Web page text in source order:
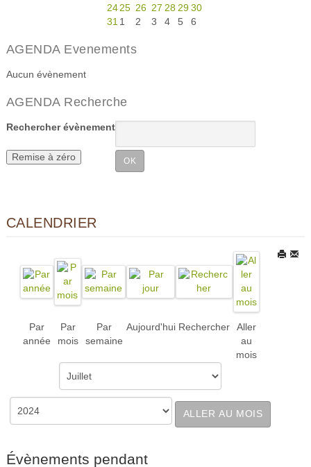
2425 26 27 28 29 30
31 1 2 3 4 5 6
AGENDA Evenements
Aucun évènement
AGENDA Recherche
Rechercher évènement
CALENDRIER
Par
année
Par
mois
Par
semaine
Aujourd'hui Rechercher
Aller
au
mois
ALLER AU MOIS
Évènements pendant